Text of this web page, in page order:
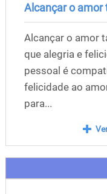
Alcançar o amor
Alcançar o amor
que alegria e
pessoal é
felicidade ao
para...